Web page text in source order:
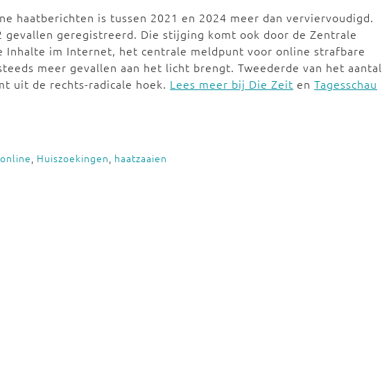
haatberichten is tussen 2021 en 2024 meer dan verviervoudigd.
gevallen geregistreerd. Die stijging komt ook door de Zentrale
Inhalte im Internet, het centrale meldpunt voor online strafbare
meer gevallen aan het licht brengt. Tweederde van het aantal
uit de rechts-radicale hoek. Lees meer bij Die Zeit en Tagesschau
online, Huiszoekingen, haatzaaien